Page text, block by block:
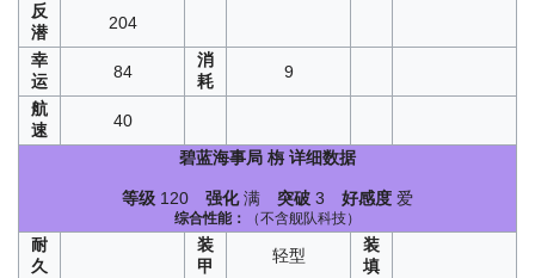
反
潜
204
幸
运
84
消
耗
9
航
速
40
碧蓝海事局 栴详细数据
等级 120 强化满 突破 3 好感度 爱
综合性能： （不含舰队科技）
耐
久
装
甲
轻型
装
填